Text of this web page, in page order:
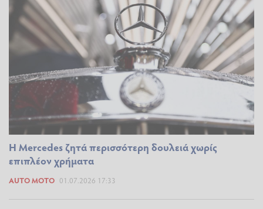
Η Mercedes ζητά περισσότερη δουλειά χωρίς
επιπλέον χρήματα
AUTO MOTO 01.07.2026 17:33